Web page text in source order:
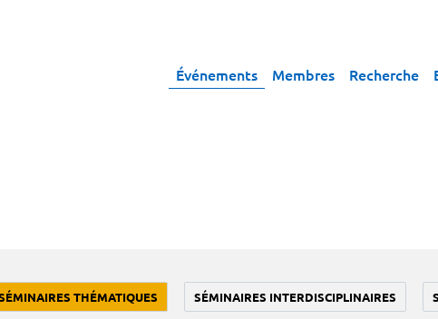
Événements Membres Recherche
THÉMATIQUES SÉMINAIRES INTERDISCIPLINAIRES